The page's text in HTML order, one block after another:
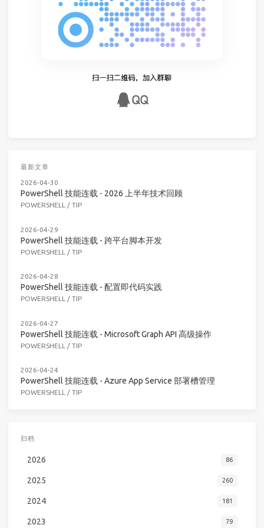
最新文章
2026-04-30
PowerShell 技能连载 - 2026 上半年技术回顾
POWERSHELL / TIP
2026-04-29
PowerShell 技能连载 - 跨平台脚本开发
POWERSHELL / TIP
2026-04-28
PowerShell 技能连载 - 配置即代码实践
POWERSHELL / TIP
2026-04-27
PowerShell 技能连载 - Microsoft Graph API 高级操作
POWERSHELL / TIP
2026-04-24
PowerShell 技能连载 - Azure App Service 部署槽管理
POWERSHELL / TIP
归档
2026 86
2025 260
2024 181
2023 79